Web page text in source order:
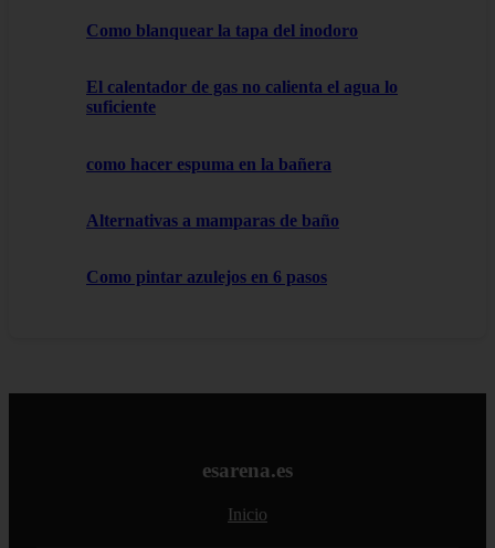
Como blanquear la tapa del inodoro
El calentador de gas no calienta el agua lo
suficiente
como hacer espuma en la bañera
Alternativas a mamparas de baño
Como pintar azulejos en 6 pasos
esarena.es
Inicio